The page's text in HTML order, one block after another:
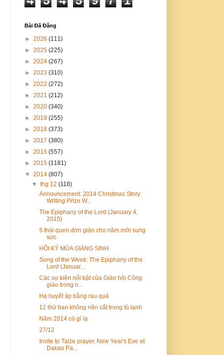
Bài Đã Đăng
► 2026 (111)
► 2025 (225)
► 2024 (267)
► 2023 (310)
► 2022 (272)
► 2021 (212)
► 2020 (340)
► 2019 (255)
► 2018 (373)
► 2017 (380)
► 2016 (557)
► 2015 (1181)
▼ 2014 (807)
▼thg 12(118)
Announcement: 2014 Christmas Story
Writing Prize W...
The Epiphany of the Lord (January 4,
2015)
5 thói quen đơn giản cho năm mới sung
sức
HỒI KÝ MÙA GIÁNG SINH
Song of the Week: The Epiphany of the
Lord (Januar...
Các sự kiện nổi bật của Giáo hội Công
giáo trong n...
Hạ huyết áp bằng rau quả
12 thứ bạn không nên cất trong tủ lạnh
Năm 2014 có gì lạ
27/12
Invite to Taize prayer, New Year's Eve at
Dakao Pa...